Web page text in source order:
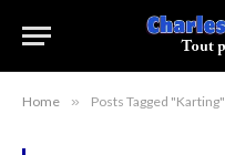
Home » Posts Tagged "Karting"